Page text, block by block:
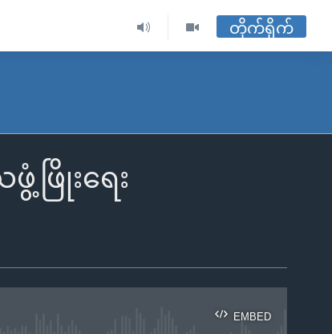
တိုက်ရိုက်
ြိုးရေး
EMBED